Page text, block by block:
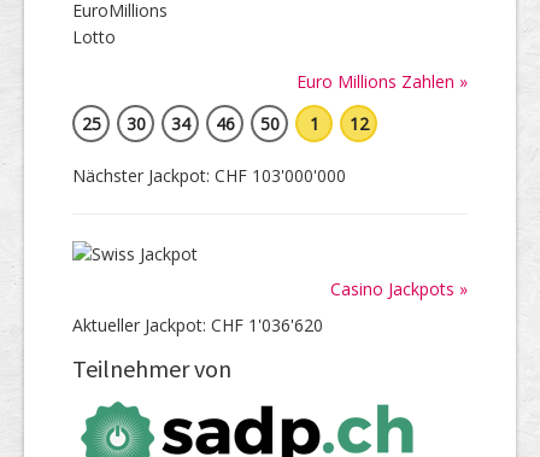
Euro Millions Zahlen »
25
30 34 46 50 1 12
Nächster Jackpot: CHF 103'000'000
Casino Jackpots »
Aktueller Jackpot: CHF 1'036'620
Teilnehmer von